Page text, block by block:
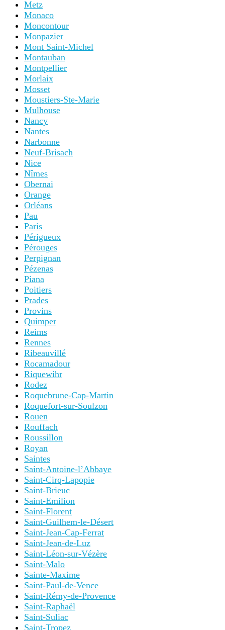
Metz
Monaco
Moncontour
Monpazier
Mont Saint-Michel
Montauban
Montpellier
Morlaix
Mosset
Moustiers-Ste-Marie
Mulhouse
Nancy
Nantes
Narbonne
Neuf-Brisach
Nice
Nîmes
Obernai
Orange
Orléans
Pau
Paris
Périgueux
Pérouges
Perpignan
Pézenas
Piana
Poitiers
Prades
Provins
Quimper
Reims
Rennes
Ribeauvillé
Rocamadour
Riquewihr
Rodez
Roquebrune-Cap-Martin
Roquefort-sur-Soulzon
Rouen
Rouffach
Roussillon
Royan
Saintes
Saint-Antoine-l’Abbaye
Saint-Cirq-Lapopie
Saint-Brieuc
Saint-Emilion
Saint-Florent
Saint-Guilhem-le-Désert
Saint-Jean-Cap-Ferrat
Saint-Jean-de-Luz
Saint-Léon-sur-Vézère
Saint-Malo
Sainte-Maxime
Saint-Paul-de-Vence
Saint-Rémy-de-Provence
Saint-Raphaël
Saint-Suliac
Saint-Tropez